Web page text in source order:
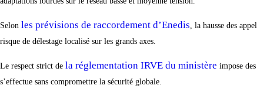
Selon les prévisions de raccordement d’Enedis , la hausse des
risque de délestage localisé sur les grands axes.
Le respect strict de la réglementation IRVE du ministère impose
s’effectue sans compromettre la sécurité globale.